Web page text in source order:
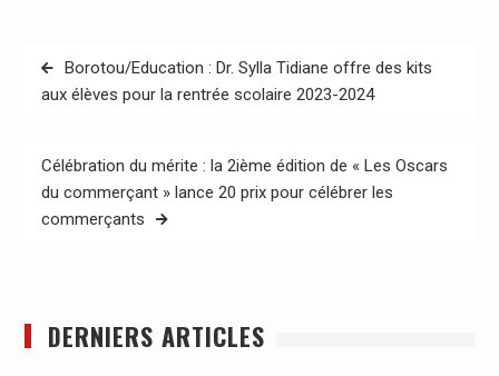
Navigation
de
Borotou/Education : Dr. Sylla Tidiane offre des kits
aux élèves pour la rentrée scolaire 2023-2024
Célébration du mérite : la 2ième édition de « Les Oscars
du commerçant » lance 20 prix pour célébrer les
commerçants
DERNIERS ARTICLES